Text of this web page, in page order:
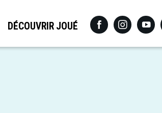
DÉCOUVRIR JOUÉ FacebookInstagram